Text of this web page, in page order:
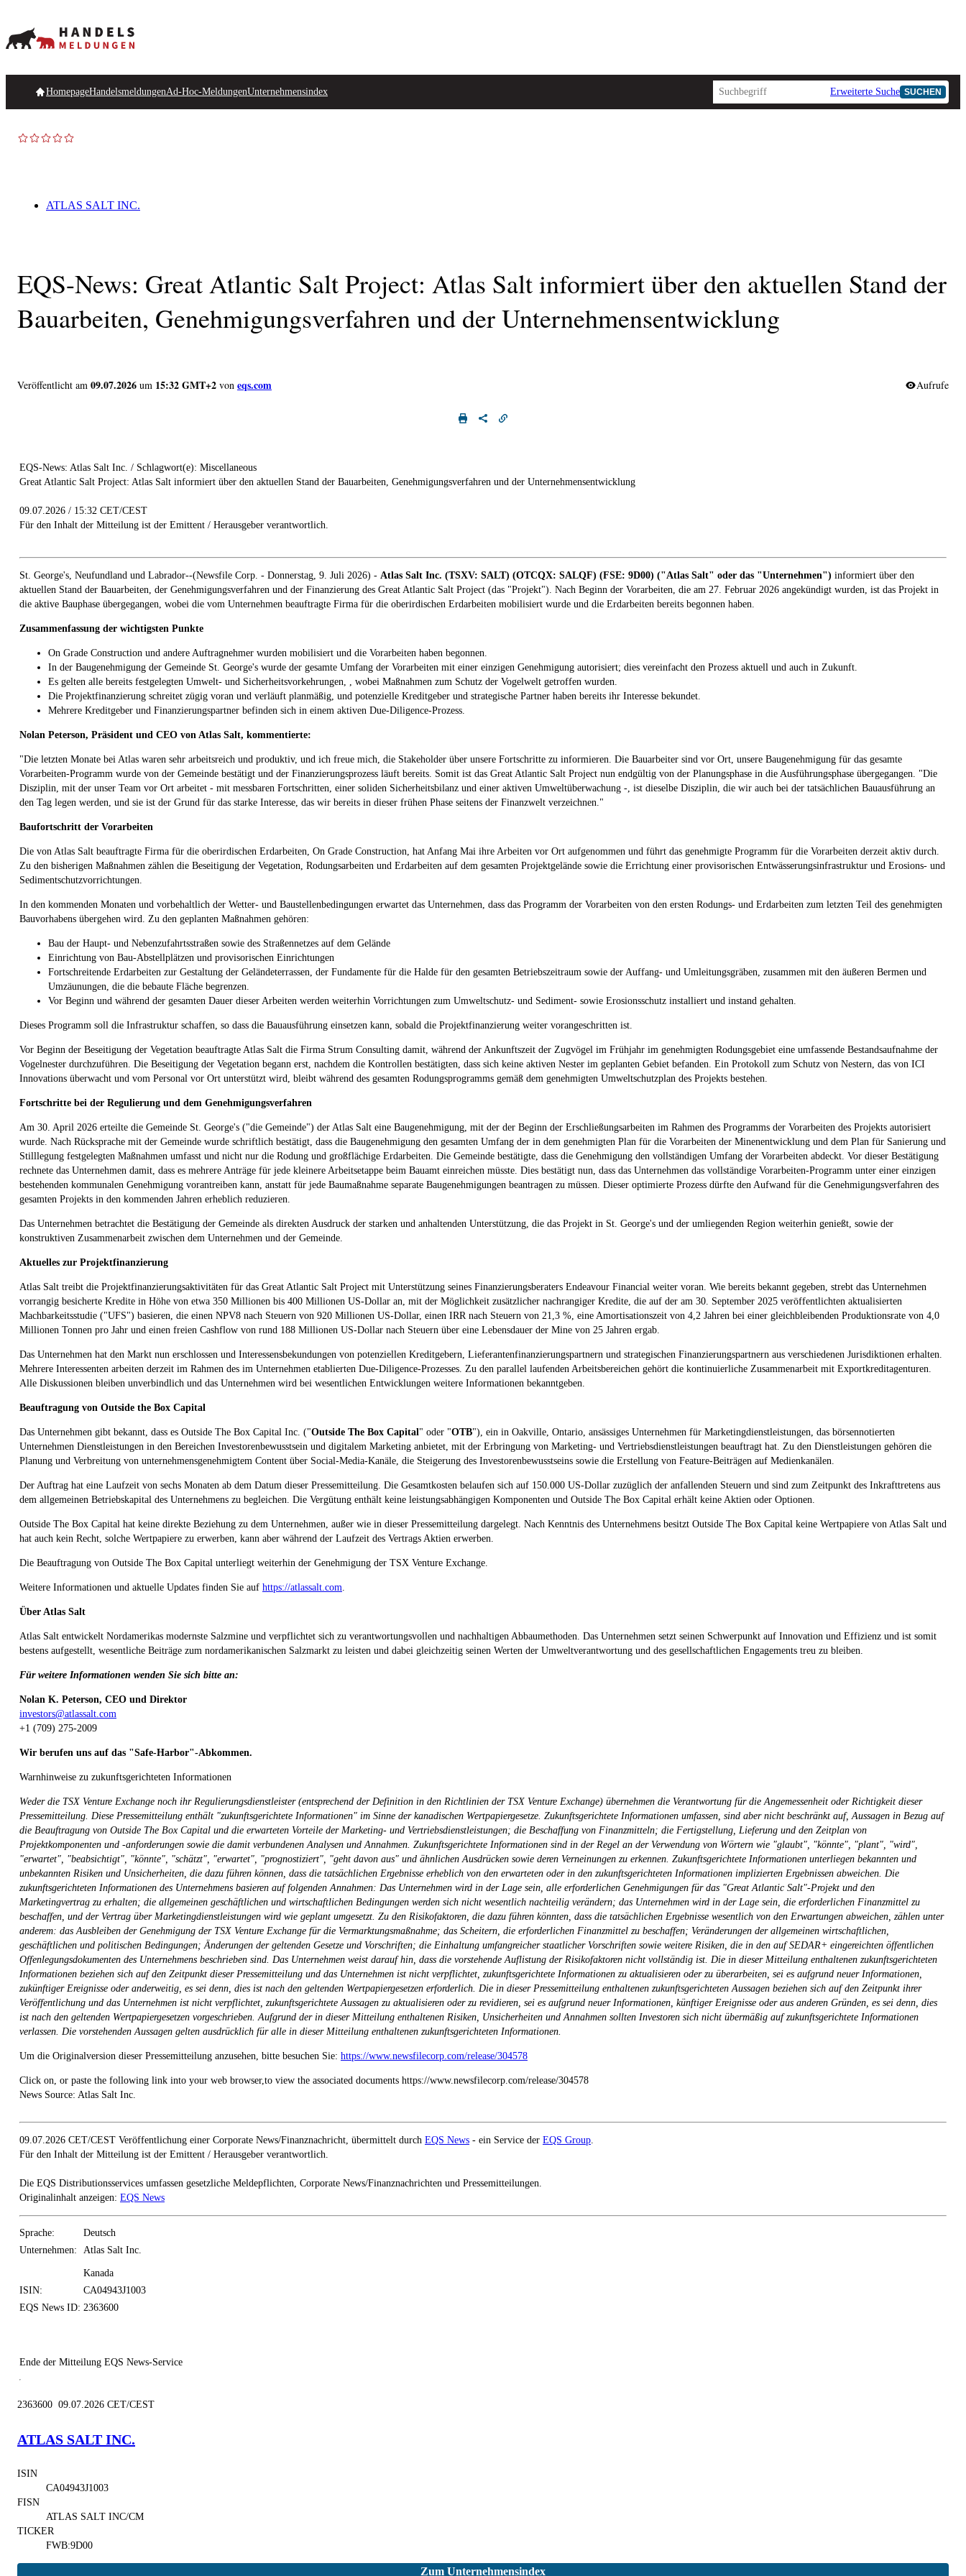
HomepageHandelsmeldungenAd-Hoc-MeldungenUnternehmensindex Erweiterte Suche SUCHEN
ATLAS SALT INC.
EQS-News: Great Atlantic Salt Project: Atlas Salt informiert über den aktuellen Stand der
Bauarbeiten, Genehmigungsverfahren und der Unternehmensentwicklung
Veröffentlicht am 09.07.2026 um 15:32 GMT+2 von eqs.com Aufrufe
EQS-News: Atlas Salt Inc. / Schlagwort(e): Miscellaneous
Great Atlantic Salt Project: Atlas Salt informiert über den aktuellen Stand der Bauarbeiten, Genehmigungsverfahren und der Unternehmensentwicklung
09.07.2026 / 15:32 CET/CEST
Für den Inhalt der Mitteilung ist der Emittent / Herausgeber verantwortlich.
St. George's, Neufundland und Labrador--(Newsfile Corp. - Donnerstag, 9. Juli 2026) - Atlas Salt Inc. (TSXV: SALT) (OTCQX: SALQF) (FSE: 9D00) ("Atlas Salt" oder das "Unternehmen") informiert über den
aktuellen Stand der Bauarbeiten, der Genehmigungsverfahren und der Finanzierung des Great Atlantic Salt Project (das "Projekt"). Nach Beginn der Vorarbeiten, die am 27. Februar 2026 angekündigt wurden, ist das Projekt in
die aktive Bauphase übergegangen, wobei die vom Unternehmen beauftragte Firma für die oberirdischen Erdarbeiten mobilisiert wurde und die Erdarbeiten bereits begonnen haben.
Zusammenfassung der wichtigsten Punkte
On Grade Construction und andere Auftragnehmer wurden mobilisiert und die Vorarbeiten haben begonnen.
In der Baugenehmigung der Gemeinde St. George's wurde der gesamte Umfang der Vorarbeiten mit einer einzigen Genehmigung autorisiert; dies vereinfacht den Prozess aktuell und auch in Zukunft.
Es gelten alle bereits festgelegten Umwelt- und Sicherheitsvorkehrungen, , wobei Maßnahmen zum Schutz der Vogelwelt getroffen wurden.
Die Projektfinanzierung schreitet zügig voran und verläuft planmäßig, und potenzielle Kreditgeber und strategische Partner haben bereits ihr Interesse bekundet.
Mehrere Kreditgeber und Finanzierungspartner befinden sich in einem aktiven Due-Diligence-Prozess.
Nolan Peterson, Präsident und CEO von Atlas Salt, kommentierte:
"Die letzten Monate bei Atlas waren sehr arbeitsreich und produktiv, und ich freue mich, die Stakeholder über unsere Fortschritte zu informieren. Die Bauarbeiter sind vor Ort, unsere Baugenehmigung für das gesamte
Vorarbeiten-Programm wurde von der Gemeinde bestätigt und der Finanzierungsprozess läuft bereits. Somit ist das Great Atlantic Salt Project nun endgültig von der Planungsphase in die Ausführungsphase übergegangen. "Die
Disziplin, mit der unser Team vor Ort arbeitet - mit messbaren Fortschritten, einer soliden Sicherheitsbilanz und einer aktiven Umweltüberwachung -, ist dieselbe Disziplin, die wir auch bei der tatsächlichen Bauausführung an
den Tag legen werden, und sie ist der Grund für das starke Interesse, das wir bereits in dieser frühen Phase seitens der Finanzwelt verzeichnen."
Baufortschritt der Vorarbeiten
Die von Atlas Salt beauftragte Firma für die oberirdischen Erdarbeiten, On Grade Construction, hat Anfang Mai ihre Arbeiten vor Ort aufgenommen und führt das genehmigte Programm für die Vorarbeiten derzeit aktiv durch.
Zu den bisherigen Maßnahmen zählen die Beseitigung der Vegetation, Rodungsarbeiten und Erdarbeiten auf dem gesamten Projektgelände sowie die Errichtung einer provisorischen Entwässerungsinfrastruktur und Erosions- und
Sedimentschutzvorrichtungen.
In den kommenden Monaten und vorbehaltlich der Wetter- und Baustellenbedingungen erwartet das Unternehmen, dass das Programm der Vorarbeiten von den ersten Rodungs- und Erdarbeiten zum letzten Teil des genehmigten
Bauvorhabens übergehen wird. Zu den geplanten Maßnahmen gehören:
Bau der Haupt- und Nebenzufahrtsstraßen sowie des Straßennetzes auf dem Gelände
Einrichtung von Bau-Abstellplätzen und provisorischen Einrichtungen
Fortschreitende Erdarbeiten zur Gestaltung der Geländeterrassen, der Fundamente für die Halde für den gesamten Betriebszeitraum sowie der Auffang- und Umleitungsgräben, zusammen mit den äußeren Bermen und
Umzäunungen, die die bebaute Fläche begrenzen.
Vor Beginn und während der gesamten Dauer dieser Arbeiten werden weiterhin Vorrichtungen zum Umweltschutz- und Sediment- sowie Erosionsschutz installiert und instand gehalten.
Dieses Programm soll die Infrastruktur schaffen, so dass die Bauausführung einsetzen kann, sobald die Projektfinanzierung weiter vorangeschritten ist.
Vor Beginn der Beseitigung der Vegetation beauftragte Atlas Salt die Firma Strum Consulting damit, während der Ankunftszeit der Zugvögel im Frühjahr im genehmigten Rodungsgebiet eine umfassende Bestandsaufnahme der
Vogelnester durchzuführen. Die Beseitigung der Vegetation begann erst, nachdem die Kontrollen bestätigten, dass sich keine aktiven Nester im geplanten Gebiet befanden. Ein Protokoll zum Schutz von Nestern, das von ICI
Innovations überwacht und vom Personal vor Ort unterstützt wird, bleibt während des gesamten Rodungsprogramms gemäß dem genehmigten Umweltschutzplan des Projekts bestehen.
Fortschritte bei der Regulierung und dem Genehmigungsverfahren
Am 30. April 2026 erteilte die Gemeinde St. George's ("die Gemeinde") der Atlas Salt eine Baugenehmigung, mit der der Beginn der Erschließungsarbeiten im Rahmen des Programms der Vorarbeiten des Projekts autorisiert
wurde. Nach Rücksprache mit der Gemeinde wurde schriftlich bestätigt, dass die Baugenehmigung den gesamten Umfang der in dem genehmigten Plan für die Vorarbeiten der Minenentwicklung und dem Plan für Sanierung und
Stilllegung festgelegten Maßnahmen umfasst und nicht nur die Rodung und großflächige Erdarbeiten. Die Gemeinde bestätigte, dass die Genehmigung den vollständigen Umfang der Vorarbeiten abdeckt. Vor dieser Bestätigung
rechnete das Unternehmen damit, dass es mehrere Anträge für jede kleinere Arbeitsetappe beim Bauamt einreichen müsste. Dies bestätigt nun, dass das Unternehmen das vollständige Vorarbeiten-Programm unter einer einzigen
bestehenden kommunalen Genehmigung vorantreiben kann, anstatt für jede Baumaßnahme separate Baugenehmigungen beantragen zu müssen. Dieser optimierte Prozess dürfte den Aufwand für die Genehmigungsverfahren des
gesamten Projekts in den kommenden Jahren erheblich reduzieren.
Das Unternehmen betrachtet die Bestätigung der Gemeinde als direkten Ausdruck der starken und anhaltenden Unterstützung, die das Projekt in St. George's und der umliegenden Region weiterhin genießt, sowie der
konstruktiven Zusammenarbeit zwischen dem Unternehmen und der Gemeinde.
Aktuelles zur Projektfinanzierung
Atlas Salt treibt die Projektfinanzierungsaktivitäten für das Great Atlantic Salt Project mit Unterstützung seines Finanzierungsberaters Endeavour Financial weiter voran. Wie bereits bekannt gegeben, strebt das Unternehmen
vorrangig besicherte Kredite in Höhe von etwa 350 Millionen bis 400 Millionen US-Dollar an, mit der Möglichkeit zusätzlicher nachrangiger Kredite, die auf der am 30. September 2025 veröffentlichten aktualisierten
Machbarkeitsstudie ("UFS") basieren, die einen NPV8 nach Steuern von 920 Millionen US-Dollar, einen IRR nach Steuern von 21,3 %, eine Amortisationszeit von 4,2 Jahren bei einer gleichbleibenden Produktionsrate von 4,0
Millionen Tonnen pro Jahr und einen freien Cashflow von rund 188 Millionen US-Dollar nach Steuern über eine Lebensdauer der Mine von 25 Jahren ergab.
Das Unternehmen hat den Markt nun erschlossen und Interessensbekundungen von potenziellen Kreditgebern, Lieferantenfinanzierungspartnern und strategischen Finanzierungspartnern aus verschiedenen Jurisdiktionen erhalten.
Mehrere Interessenten arbeiten derzeit im Rahmen des im Unternehmen etablierten Due-Diligence-Prozesses. Zu den parallel laufenden Arbeitsbereichen gehört die kontinuierliche Zusammenarbeit mit Exportkreditagenturen.
Alle Diskussionen bleiben unverbindlich und das Unternehmen wird bei wesentlichen Entwicklungen weitere Informationen bekanntgeben.
Beauftragung von Outside the Box Capital
Das Unternehmen gibt bekannt, dass es Outside The Box Capital Inc. ("Outside The Box Capital " oder "OTB"), ein in Oakville, Ontario, ansässiges Unternehmen für Marketingdienstleistungen, das börsennotierten
Unternehmen Dienstleistungen in den Bereichen Investorenbewusstsein und digitalem Marketing anbietet, mit der Erbringung von Marketing- und Vertriebsdienstleistungen beauftragt hat. Zu den Dienstleistungen gehören die
Planung und Verbreitung von unternehmensgenehmigtem Content über Social-Media-Kanäle, die Steigerung des Investorenbewusstseins sowie die Erstellung von Feature-Beiträgen auf Medienkanälen.
Der Auftrag hat eine Laufzeit von sechs Monaten ab dem Datum dieser Pressemitteilung. Die Gesamtkosten belaufen sich auf 150.000 US-Dollar zuzüglich der anfallenden Steuern und sind zum Zeitpunkt des Inkrafttretens aus
dem allgemeinen Betriebskapital des Unternehmens zu begleichen. Die Vergütung enthält keine leistungsabhängigen Komponenten und Outside The Box Capital erhält keine Aktien oder Optionen.
Outside The Box Capital hat keine direkte Beziehung zu dem Unternehmen, außer wie in dieser Pressemitteilung dargelegt. Nach Kenntnis des Unternehmens besitzt Outside The Box Capital keine Wertpapiere von Atlas Salt und
hat auch kein Recht, solche Wertpapiere zu erwerben, kann aber während der Laufzeit des Vertrags Aktien erwerben.
Die Beauftragung von Outside The Box Capital unterliegt weiterhin der Genehmigung der TSX Venture Exchange.
Weitere Informationen und aktuelle Updates finden Sie auf https://atlassalt.com
Über Atlas Salt
Atlas Salt entwickelt Nordamerikas modernste Salzmine und verpflichtet sich zu verantwortungsvollen und nachhaltigen Abbaumethoden. Das Unternehmen setzt seinen Schwerpunkt auf Innovation und Effizienz und ist somit
bestens aufgestellt, wesentliche Beiträge zum nordamerikanischen Salzmarkt zu leisten und dabei gleichzeitig seinen Werten der Umweltverantwortung und des gesellschaftlichen Engagements treu zu bleiben.
Für weitere Informationen wenden Sie sich bitte an:
Nolan K. Peterson, CEO und Direktor
investors@atlassalt.com
+1 (709) 275-2009
Wir berufen uns auf das "Safe-Harbor"-Abkommen.
Warnhinweise zu zukunftsgerichteten Informationen
Weder die TSX Venture Exchange noch ihr Regulierungsdienstleister (entsprechend der Definition in den Richtlinien der TSX Venture Exchange) übernehmen die Verantwortung für die Angemessenheit oder Richtigkeit dieser
Pressemitteilung. Diese Pressemitteilung enthält "zukunftsgerichtete Informationen" im Sinne der kanadischen Wertpapiergesetze. Zukunftsgerichtete Informationen umfassen, sind aber nicht beschränkt auf, Aussagen in Bezug auf
die Beauftragung von Outside The Box Capital und die erwarteten Vorteile der Marketing- und Vertriebsdienstleistungen; die Beschaffung von Finanzmitteln; die Fertigstellung, Lieferung und den Zeitplan von
Projektkomponenten und -anforderungen sowie die damit verbundenen Analysen und Annahmen. Zukunftsgerichtete Informationen sind in der Regel an der Verwendung von Wörtern wie "glaubt", "könnte", "plant", "wird",
"erwartet", "beabsichtigt", "könnte", "schätzt", "erwartet", "prognostiziert", "geht davon aus" und ähnlichen Ausdrücken sowie deren Verneinungen zu erkennen. Zukunftsgerichtete Informationen unterliegen bekannten und
unbekannten Risiken und Unsicherheiten, die dazu führen können, dass die tatsächlichen Ergebnisse erheblich von den erwarteten oder in den zukunftsgerichteten Informationen implizierten Ergebnissen abweichen. Die
zukunftsgerichteten Informationen des Unternehmens basieren auf folgenden Annahmen: Das Unternehmen wird in der Lage sein, alle erforderlichen Genehmigungen für das "Great Atlantic Salt"-Projekt und den
Marketingvertrag zu erhalten; die allgemeinen geschäftlichen und wirtschaftlichen Bedingungen werden sich nicht wesentlich nachteilig verändern; das Unternehmen wird in der Lage sein, die erforderlichen Finanzmittel zu
beschaffen, und der Vertrag über Marketingdienstleistungen wird wie geplant umgesetzt. Zu den Risikofaktoren, die dazu führen könnten, dass die tatsächlichen Ergebnisse wesentlich von den Erwartungen abweichen, zählen unter
anderem: das Ausbleiben der Genehmigung der TSX Venture Exchange für die Vermarktungsmaßnahme; das Scheitern, die erforderlichen Finanzmittel zu beschaffen; Veränderungen der allgemeinen wirtschaftlichen,
geschäftlichen und politischen Bedingungen; Änderungen der geltenden Gesetze und Vorschriften; die Einhaltung umfangreicher staatlicher Vorschriften sowie weitere Risiken, die in den auf SEDAR+ eingereichten öffentlichen
Offenlegungsdokumenten des Unternehmens beschrieben sind. Das Unternehmen weist darauf hin, dass die vorstehende Auflistung der Risikofaktoren nicht vollständig ist. Die in dieser Mitteilung enthaltenen zukunftsgerichteten
Informationen beziehen sich auf den Zeitpunkt dieser Pressemitteilung und das Unternehmen ist nicht verpflichtet, zukunftsgerichtete Informationen zu aktualisieren oder zu überarbeiten, sei es aufgrund neuer Informationen,
zukünftiger Ereignisse oder anderweitig, es sei denn, dies ist nach den geltenden Wertpapiergesetzen erforderlich. Die in dieser Pressemitteilung enthaltenen zukunftsgerichteten Aussagen beziehen sich auf den Zeitpunkt ihrer
Veröffentlichung und das Unternehmen ist nicht verpflichtet, zukunftsgerichtete Aussagen zu aktualisieren oder zu revidieren, sei es aufgrund neuer Informationen, künftiger Ereignisse oder aus anderen Gründen, es sei denn, dies
ist nach den geltenden Wertpapiergesetzen vorgeschrieben. Aufgrund der in dieser Mitteilung enthaltenen Risiken, Unsicherheiten und Annahmen sollten Investoren sich nicht übermäßig auf zukunftsgerichtete Informationen
verlassen. Die vorstehenden Aussagen gelten ausdrücklich für alle in dieser Mitteilung enthaltenen zukunftsgerichteten Informationen.
Um die Originalversion dieser Pressemitteilung anzusehen, bitte besuchen Sie: https://www.newsfilecorp.com/release/304578
Click on, or paste the following link into your web browser,to view the associated documents https://www.newsfilecorp.com/release/304578
News Source: Atlas Salt Inc.
09.07.2026 CET/CEST Veröffentlichung einer Corporate News/Finanznachricht, übermittelt durch EQS News - ein Service der EQS Group
Für den Inhalt der Mitteilung ist der Emittent / Herausgeber verantwortlich.
Die EQS Distributionsservices umfassen gesetzliche Meldepflichten, Corporate News/Finanznachrichten und Pressemitteilungen.
Originalinhalt anzeigen: EQS News
Sprache:
Deutsch
Unternehmen:
Atlas Salt Inc.
Kanada
ISIN:
CA04943J1003
EQS News ID: 2363600
Ende der Mitteilung EQS News-Service
2363600 09.07.2026 CET/CEST
ATLAS SALT INC.
ISIN
CA04943J1003
FISN
ATLAS SALT INC/CM
TICKER
FWB:9D00
Zum Unternehmensindex